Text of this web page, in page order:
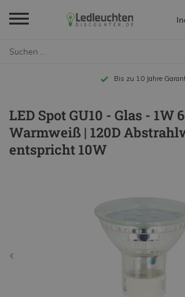
Bis zu 10 Jahre
LED Spot GU10 - Glas - 1W
Warmweiß | 120D
entspricht 10W